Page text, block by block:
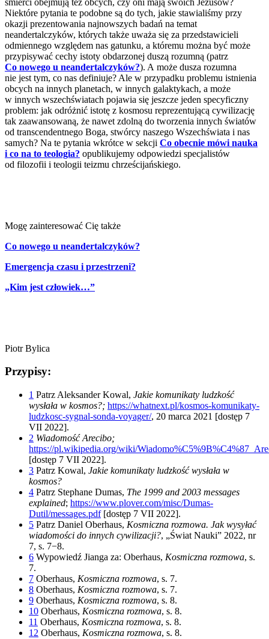
Niektóre pytania te podobne są do tych, jakie stawialiśmy przy
okazji prezentowania najnowszych badań na temat
neandertalczyków, których także uważa się za przedstawicieli
odmiennego względem nas gatunku, a któremu można być może
przypisywać cechy istoty obdarzonej duszą rozumną (patrz
Co nowego u neandertalczyków?). A może dusza rozumna
nie jest tym, co nas definiuje? Ale w przypadku problemu istnienia
obcych na innych planetach, w innych galaktykach, a może
w innych wszechświatach pojawia się jeszcze jeden specyficzny
problem: jak odróżnić istotę z kosmosu reprezentującą cywilizację
tak zaawansowaną, że nawet zdolną do tworzenia innych światów
od transcendentnego Boga, stwórcy naszego Wszechświata i nas
samych? Na te pytania wkrótce w sekcji Co obecnie mówi nauka
i co na to teologia? opublikujemy odpowiedzi specjalistów
od filozofii i teologii teizmu chrześcijańskiego.
Mogę zainteresować Cię także
Co nowego u neandertalczyków?
Emergencja czasu i przestrzeni?
„Kim jest człowiek…”
Piotr Bylica
Przypisy:
1 Patrz Aleksander Kowal, Jakie komunikaty ludzkość
wysłała w kosmos?; https://whatnext.pl/kosmos-komunikaty-
ludzkosc-sygnal-sonda-voyager/, 20 marca 2021 [dostęp 7
VII 2022].
2 Wiadomość Arecibo;
https://pl.wikipedia.org/wiki/
[dostęp 7 VII 2022].
3 Patrz Kowal, Jakie komunikaty ludzkość wysłała w
kosmos?
4 Patrz Stephane Dumas, The 1999 and 2003 messages
explained; https://www.plover.com/misc/Dumas-
Dutil/messages.pdf[dostęp 7 VII 2022].
5 Patrz Daniel Oberhaus, Kosmiczna rozmowa. Jak wysyłać
wiadomości do innych cywilizacji?, „Świat Nauki” 2022, nr
7, s. 7−8.
6 Wypowiedź Jianga za: Oberhaus, Kosmiczna rozmowa, s.
7.
7 Oberhaus, Kosmiczna rozmowa, s. 7.
8 Oberhaus, Kosmiczna rozmowa, s. 7.
9 Oberhaus, Kosmiczna rozmowa, s. 8.
10 Oberhaus, Kosmiczna rozmowa, s. 8.
11 Oberhaus, Kosmiczna rozmowa, s. 8.
12 Oberhaus, Kosmiczna rozmowa, s. 8.